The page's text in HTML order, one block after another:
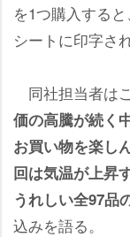
を1つ購入する
シートに印字さ
同社担当者は
価の高騰が続く
お買い物を楽し
回は気温が上昇
うれしい全97品
込みを語る。